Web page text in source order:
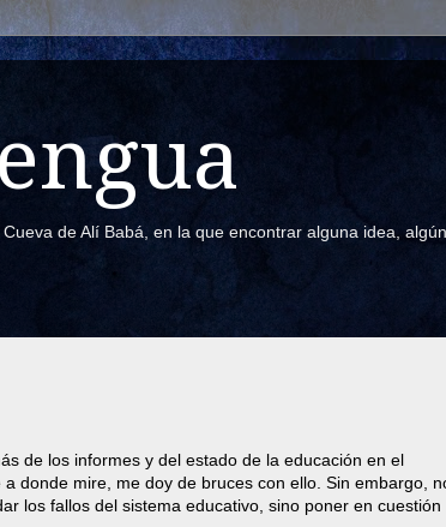
de Alí Babá, en la que encontrar alguna idea,
de los informes y del estado de la educación en el
donde mire, me doy de bruces con ello. Sin embargo,
los fallos del sistema educativo, sino poner en cuestión